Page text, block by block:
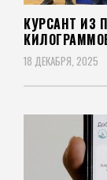
КУРСАНТ ИЗ
18 ДЕКАБРЯ, 2025